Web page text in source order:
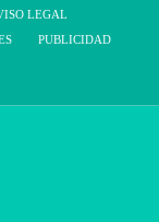
LEGAL
PUBLICIDAD